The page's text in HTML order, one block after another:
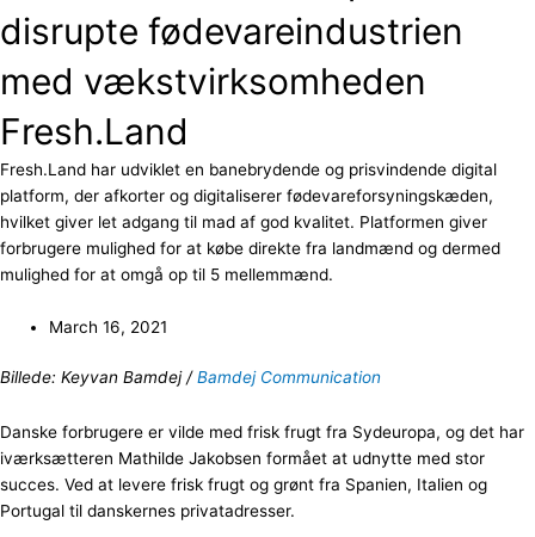
disrupte fødevareindustrien
med vækstvirksomheden
Fresh.Land
Fresh.Land har udviklet en banebrydende og prisvindende digital
platform, der afkorter og digitaliserer fødevareforsyningskæden,
hvilket giver let adgang til mad af god kvalitet. Platformen giver
forbrugere mulighed for at købe direkte fra landmænd og dermed
mulighed for at omgå op til 5 mellemmænd.
March 16, 2021
Billede: Keyvan Bamdej /Bamdej Communication
Danske forbrugere er vilde med frisk frugt fra Sydeuropa, og det har
iværksætteren Mathilde Jakobsen formået at udnytte med stor
succes. Ved at levere frisk frugt og grønt fra Spanien, Italien og
Portugal til danskernes privatadresser.